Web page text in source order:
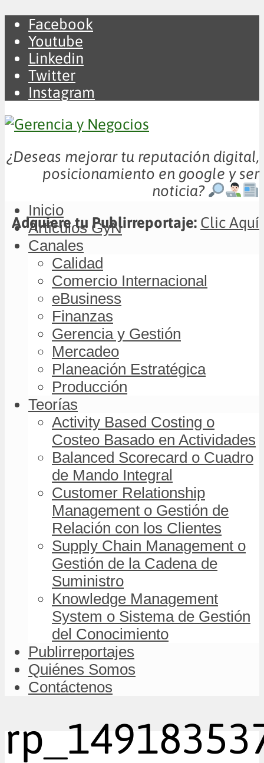
Facebook
Youtube
Linkedin
Twitter
Instagram
¿Deseas mejorar tu reputación digital,
posicionamiento en google y ser
noticia?
Adquiere tu Publirreportaje: Clic Aquí
Inicio
Artículos GyN
Canales
Calidad
Comercio Internacional
eBusiness
Finanzas
Gerencia y Gestión
Mercadeo
Planeación Estratégica
Producción
Teorías
Activity Based Costing o
Costeo Basado en Actividades
Balanced Scorecard o Cuadro
de Mando Integral
Customer Relationship
Management o Gestión de
Relación con los Clientes
Supply Chain Management o
Gestión de la Cadena de
Suministro
Knowledge Management
System o Sistema de Gestión
del Conocimiento
Publirreportajes
Quiénes Somos
Contáctenos